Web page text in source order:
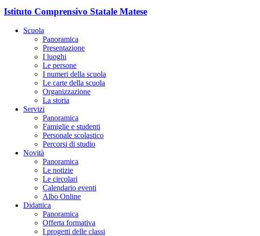
Istituto Comprensivo Statale Matese
Scuola
Panoramica
Presentazione
I luoghi
Le persone
I numeri della scuola
Le carte della scuola
Organizzazione
La storia
Servizi
Panoramica
Famiglie e studenti
Personale scolastico
Percorsi di studio
Novità
Panoramica
Le notizie
Le circolari
Calendario eventi
Albo Online
Didattica
Panoramica
Offerta formativa
I progetti delle classi